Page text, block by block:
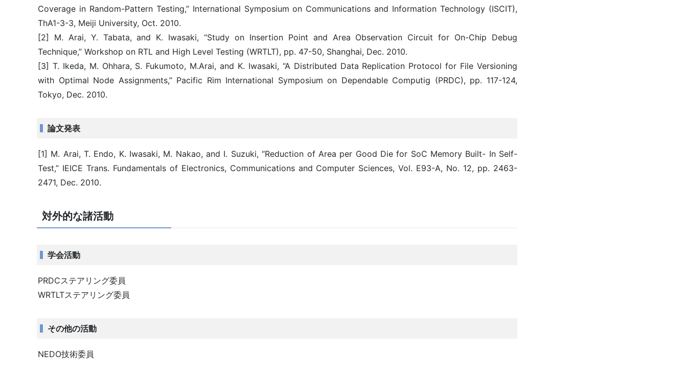
Coverage in Random-Pattern Testing,” International Symposium on Communications and Information Technology (ISCIT),
ThA1-3-3, Meiji University, Oct. 2010.
[2] M. Arai, Y. Tabata, and K. Iwasaki, “Study on Insertion Point and Area Observation Circuit for On-Chip Debug
Technique,” Workshop on RTL and High Level Testing (WRTLT), pp. 47-50, Shanghai, Dec. 2010.
[3] T. Ikeda, M. Ohhara, S. Fukumoto, M.Arai, and K. Iwasaki, “A Distributed Data Replication Protocol for File Versioning
with Optimal Node Assignments,” Pacific Rim International Symposium on Dependable Computig (PRDC), pp. 117-124,
Tokyo, Dec. 2010.
論文発表
[1] M. Arai, T. Endo, K. Iwasaki, M. Nakao, and I. Suzuki, “Reduction of Area per Good Die for SoC Memory Built- In Self-
Test,” IEICE Trans. Fundamentals of Electronics, Communications and Computer Sciences, Vol. E93-A, No. 12, pp. 2463-
2471, Dec. 2010.
対外的な諸活動
学会活動
PRDCステアリング委員
WRTLTステアリング委員
その他の活動
NEDO技術委員